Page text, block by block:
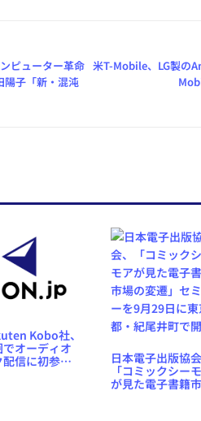
ピューター革命
子「新・混沌
米T-Mobile、LG製の
Kobo社、
オーディオ
配信に初参
日本電子出版協会
「コミックシー
が見た電子書籍